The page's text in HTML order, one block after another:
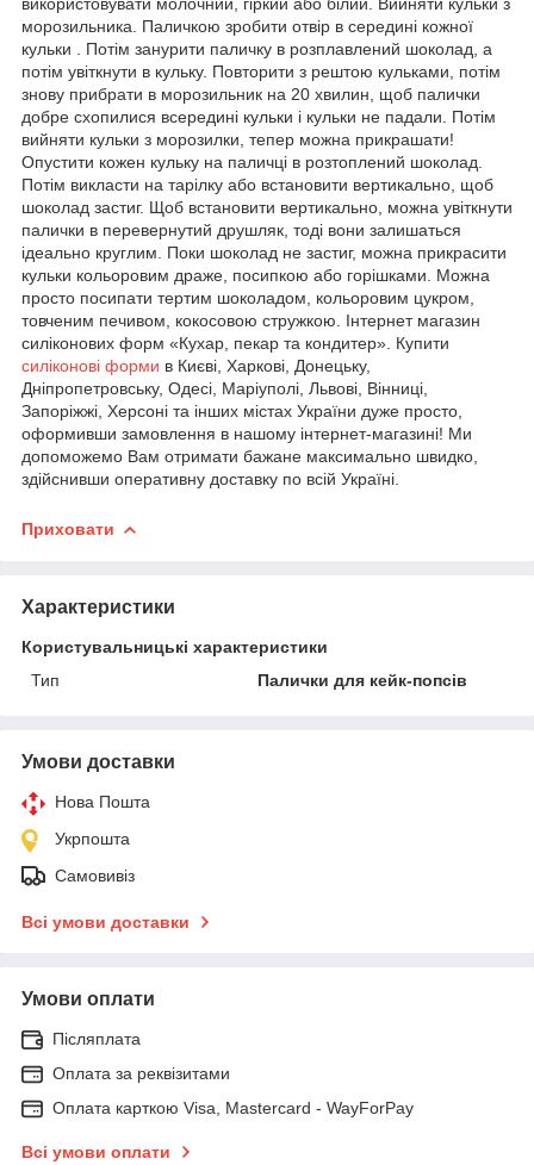
морозильника. Паличкою зробити отвір в середині кожної
кульки . Потім занурити паличку в розплавлений шоколад, а
потім увіткнути в кульку. Повторити з рештою кульками, потім
знову прибрати в морозильник на 20 хвилин, щоб палички
добре схопилися всередині кульки і кульки не падали. Потім
вийняти кульки з морозилки, тепер можна прикрашати!
Опустити кожен кульку на паличці в розтоплений шоколад.
Потім викласти на тарілку або встановити вертикально, щоб
шоколад застиг. Щоб встановити вертикально, можна увіткнути
палички в перевернутий друшляк, тоді вони залишаться
ідеально круглим. Поки шоколад не застиг, можна прикрасити
кульки кольоровим драже, посипкою або горішками. Можна
просто посипати тертим шоколадом, кольоровим цукром,
товченим печивом, кокосовою стружкою. Інтернет магазин
силіконових форм «Кухар, пекар та кондитер». Купити
силіконові форми в Києві, Харкові, Донецьку,
Дніпропетровську, Одесі, Маріуполі, Львові, Вінниці,
Запоріжжі, Херсоні та інших містах України дуже просто,
оформивши замовлення в нашому інтернет-магазині! Ми
допоможемо Вам отримати бажане максимально швидко,
здійснивши оперативну доставку по всій Україні.
Приховати
Характеристики
Користувальницькі характеристики
Тип
Палички для кейк-попсів
Умови доставки
Нова Пошта
Укрпошта
Самовивіз
Всі умови доставки
Умови оплати
Післяплата
Оплата за реквізитами
Оплата карткою Visa, Mastercard - WayForPay
Всі умови оплати